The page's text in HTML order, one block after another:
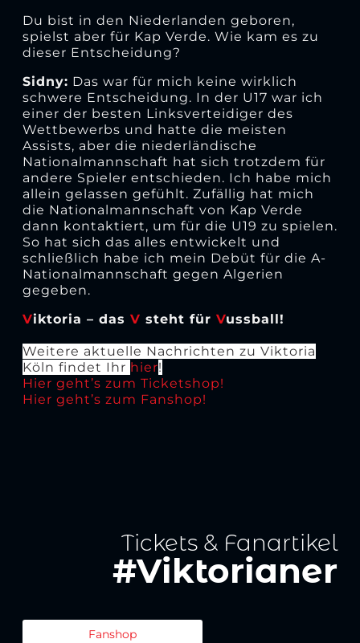
Du bist in den Niederlanden geboren,
spielst aber für Kap Verde. Wie kam es zu
dieser Entscheidung?
Sidny: Das war für mich keine wirklich
schwere Entscheidung. In der U17 war ich
einer der besten Linksverteidiger des
Wettbewerbs und hatte die meisten
Assists, aber die niederländische
Nationalmannschaft hat sich trotzdem für
andere Spieler entschieden. Ich habe mich
allein gelassen gefühlt. Zufällig hat mich
die Nationalmannschaft von Kap Verde
dann kontaktiert, um für die U19 zu spielen.
So hat sich das alles entwickelt und
schließlich habe ich mein Debüt für die A-
Nationalmannschaft gegen Algerien
gegeben.
Viktoria – das V steht für Vussball!
Weitere aktuelle Nachrichten zu Viktoria
Köln findet Ihr hier!
Hier geht’s zum Ticketshop!
Hier geht’s zum Fanshop!
Tickets & Fanartikel
#Viktorianer
Fanshop